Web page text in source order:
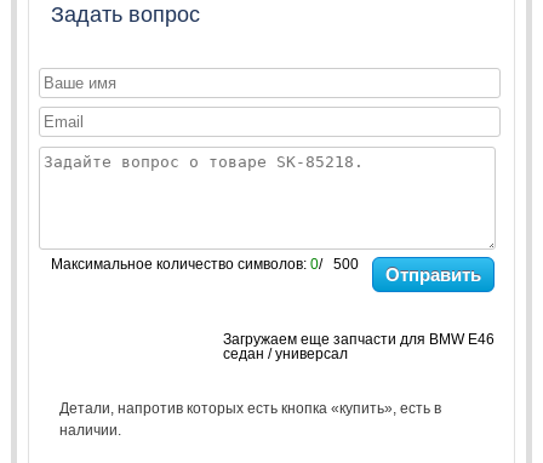
Задать вопрос
Максимальное количество символов: 0/ 500 Отправить
Загружаем еще запчасти для BMW E46
седан / универсал
Детали, напротив которых есть кнопка «купить», есть в
наличии.